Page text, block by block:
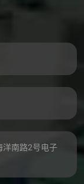
洋南路2号电子